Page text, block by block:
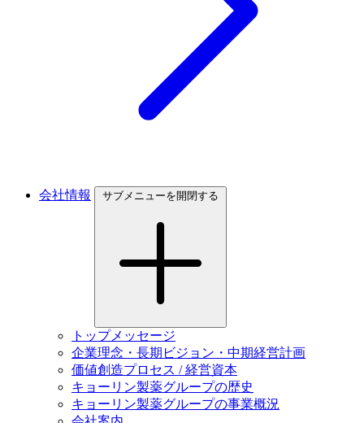
会社情報 サブメニューを開閉する
トップメッセージ
企業理念・長期ビジョン・中期経営計画
価値創造プロセス / 経営資本
キョーリン製薬グループの歴史
キョーリン製薬グループの事業概況